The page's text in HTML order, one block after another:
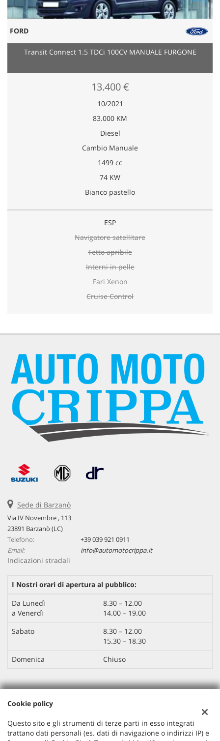
FORD
Transit Connect 1.5 TDCi 100CV MANUALE FURGONE
13.400 €
10/2021
83.000 KM
Diesel
Cambio Manuale
1499 cc
74 KW
Bianco pastello
ESP
Navigatore satellitare
Tetto apribile
Interni in pelle
Fari Xenon
Cruise Control
Sede di Barzanò
Via IV Novembre , 113
23891 Barzanò (LC)
Telefono:
+39 039 921 0911
Email:
info@automotocrippa.it
Indicazioni stradali
I Nostri orari di apertura al pubblico:
Da Lunedì
a Venerdì
8.30 – 12.00
14.00 – 19.00
Sabato
8.30 – 12.00
15.30 – 18.30
Domenica
Chiuso
Dati fiscali:
AUTO MOTO CRIPPA SRL
Via IV Novembre , 113, Barzanò (LC)
C.F/P.IVA: 04263470132
Cookie policy
Questo sito e gli strumenti di terze parti in esso integrati
trattano dati personali (es. dati di navigazione o indirizzi IP) e